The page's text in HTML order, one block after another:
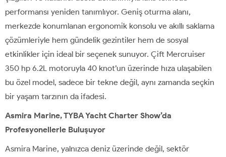
performansı yeniden tanımlıyor. Geniş oturma alanı,
merkezde konumlanan ergonomik konsolu ve akıllı saklama
çözümleriyle hem gündelik gezintiler hem de sosyal
etkinlikler için ideal bir seçenek sunuyor. Çift Mercruiser
350 hp 6.2L motoruyla 40 knot’un üzerinde hıza ulaşabilen
bu özel model, sadece bir tekne değil, aynı zamanda seçkin
bir yaşam tarzının da ifadesi.
Asmira Marine, TYBA Yacht Charter Show’da
Profesyonellerle Buluşuyor
Asmira Marine, yalnızca deniz üzerinde değil, sektör